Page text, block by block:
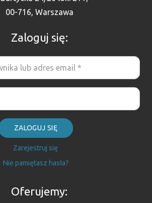
00-716, Warszawa
Zaloguj się:
ZALOGUJ SIĘ
Zarejestruj się
Nie pamiętasz hasła?
Oferujemy: